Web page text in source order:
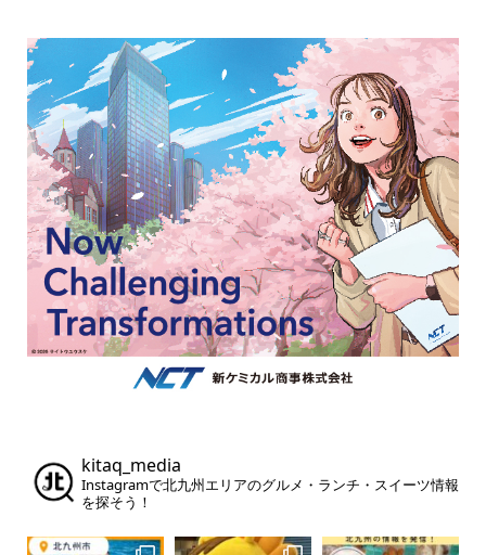
kitaq_media
Instagramで北九州エリアのグルメ・ランチ・スイーツ情報
を探そう！